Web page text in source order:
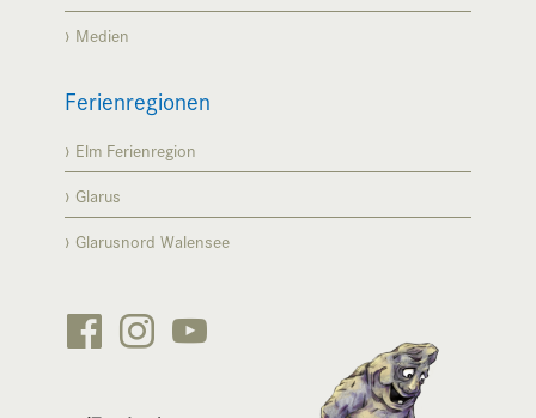
Medien
Ferienregionen
Elm Ferienregion
Glarus
Glarusnord Walensee

 